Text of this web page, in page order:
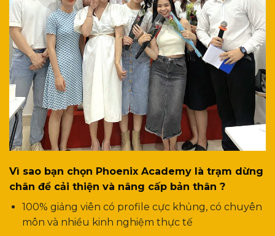
Vì sao bạn chọn Phoenix Academy là trạm dừng
chân để cải thiện và nâng cấp bản thân ?
100% giảng viên có profile cực khủng, có chuyên
môn và nhiều kinh nghiệm thực tế